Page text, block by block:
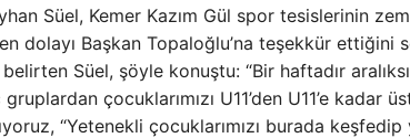
Süel, Kemer Kazım Gül spor tesislerinin
dolayı Başkan Topaloğlu’na teşekkür ettiğini
belirten Süel, şöyle konuştu: “Bir haftadır
gruplardan çocuklarımızı U11’den U11’e kadar
“Yetenekli çocuklarımızı burada